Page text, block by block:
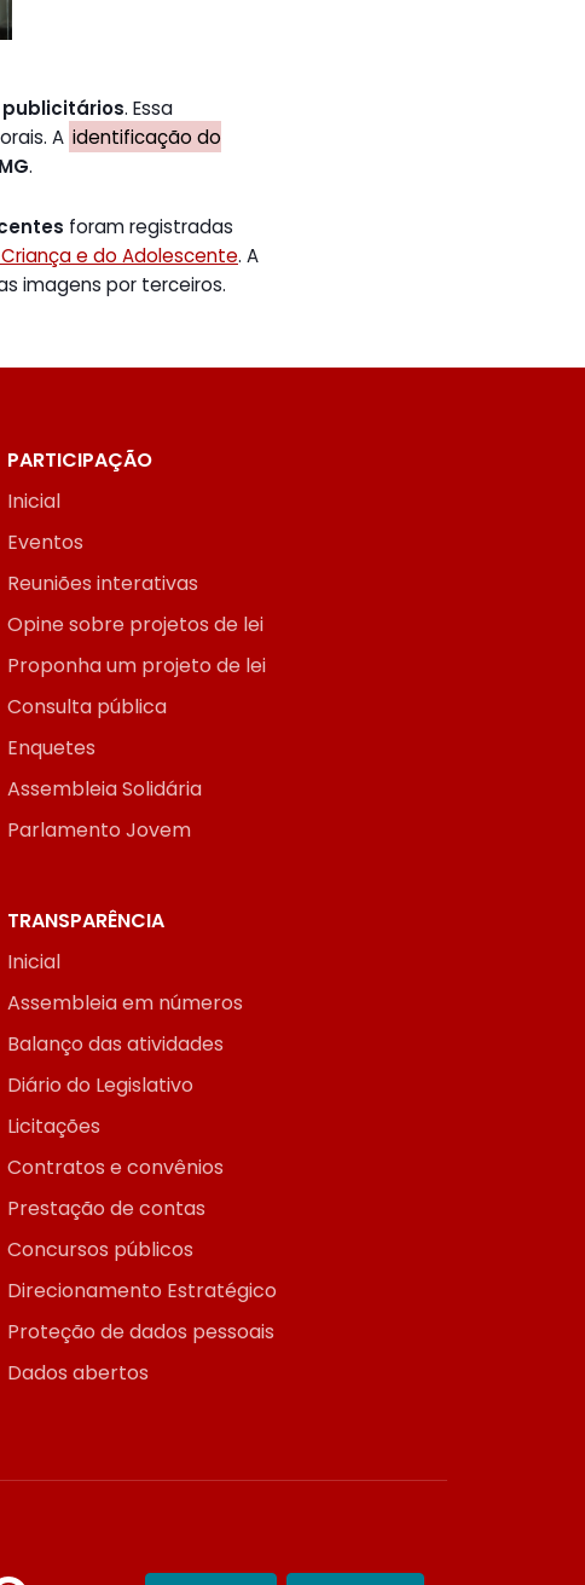
. Essa
A identificação do
.
foram registradas
e do Adolescente. A
imagens por terceiros.
PARTICIPAÇÃO
Inicial
Eventos
Reuniões interativas
Opine sobre projetos de lei
Proponha um projeto de lei
Consulta pública
Enquetes
Assembleia Solidária
Parlamento Jovem
TRANSPARÊNCIA
Inicial
Assembleia em números
Balanço das atividades
Diário do Legislativo
Licitações
Contratos e convênios
Prestação de contas
Concursos públicos
Direcionamento Estratégico
Proteção de dados pessoais
Dados abertos